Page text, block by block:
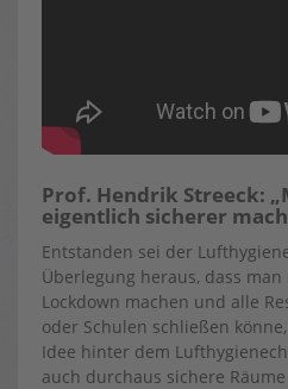
Prof. Hendrik Streeck:
eigentlich sicherer
Entstanden sei der
Überlegung heraus, dass
Lockdown machen und alle
oder Schulen schließen
Idee hinter dem
auch durchaus sichere